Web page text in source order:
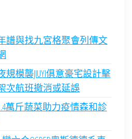
譜與找九宮格聚會列傳文
模襲JIUYI俱意豪宅設計擊
次航班撤消或延誤
萬斤蔬菜助力疫情森和診